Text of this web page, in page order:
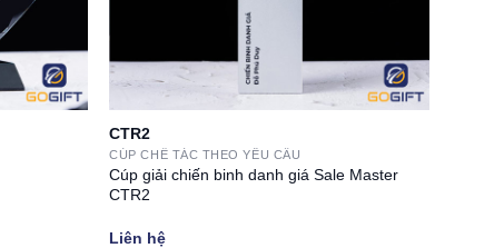
CTR2
CÚP CHẾ TÁC THEO YÊU CẦU
Cúp giải chiến binh danh giá Sale Master
CTR2
Liên hệ